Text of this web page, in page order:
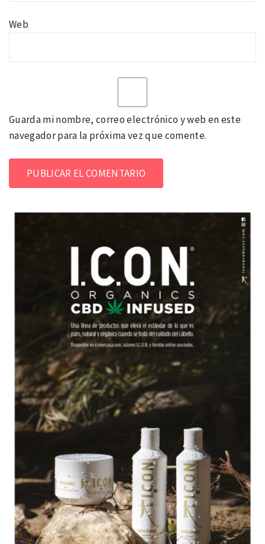
Web
Guarda mi nombre, correo electrónico y web en este
navegador para la próxima vez que comente.